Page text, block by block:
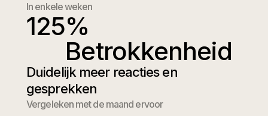
In enkele weken
Duidelijk meer reacties en
gesprekken
125%
Betrokkenheid
Vergeleken met de maand ervoor